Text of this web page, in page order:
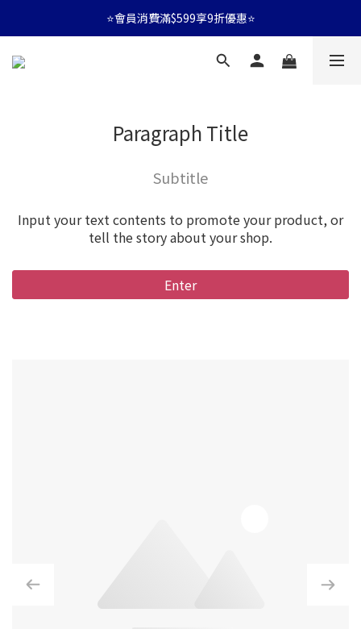
⭐會員消費滿$599享9折優惠⭐
⭐會員消費滿$599享9折優惠⭐
🚛消費滿$599 全店享免運🚛
Paragraph Title
Subtitle
Input your text contents to promote your product, or
tell the story about your shop.
Enter